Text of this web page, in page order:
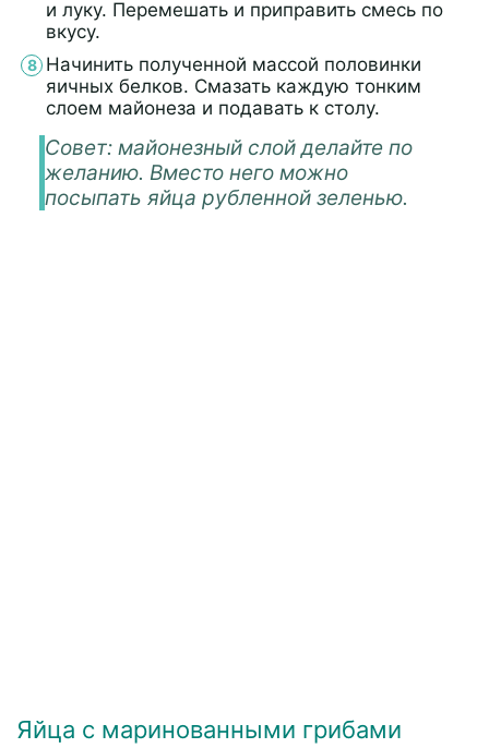
и луку. Перемешать и приправить смесь по
вкусу.
Начинить полученной массой половинки
яичных белков. Смазать каждую тонким
слоем майонеза и подавать к столу.
Совет: майонезный слой делайте по
желанию. Вместо него можно
посыпать яйца рубленной зеленью.
Яйца с маринованными грибами